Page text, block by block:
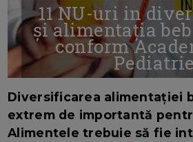
11 NU-uri in
și alimentația
conform
Pediatrie
Diversificarea alimentației
extrem de importantă
Alimentele trebuie să fie